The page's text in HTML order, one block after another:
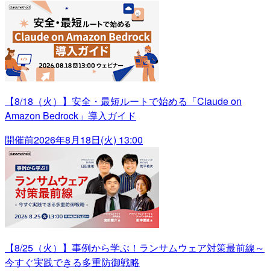
【8/18（火）】安全・最短ルートで始める「Claude on
Amazon Bedrock」導入ガイド
開催前2026年8月18日(火) 13:00
【8/25（火）】事例から学ぶ！ランサムウェア対策最前線～
今すぐ実践できる多重防御戦略